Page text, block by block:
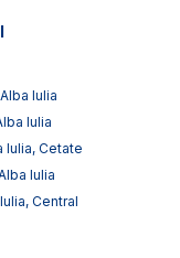
Iulia
Iulia
Iulia, Cetate
Iulia
Central